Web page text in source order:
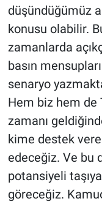
düşündüğümüz
konusu olabilir.
zamanlarda
basın
senaryo
Hem biz hem de
zamanı
kime destek
edeceğiz. Ve bu
potansiyeli
göreceğiz.